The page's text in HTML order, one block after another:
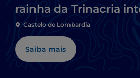
rainha da Trinacria
Castelo de Lombardia
Saiba mais